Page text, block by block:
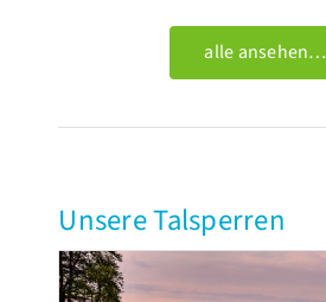
alle ansehen…
Unsere Talsperren